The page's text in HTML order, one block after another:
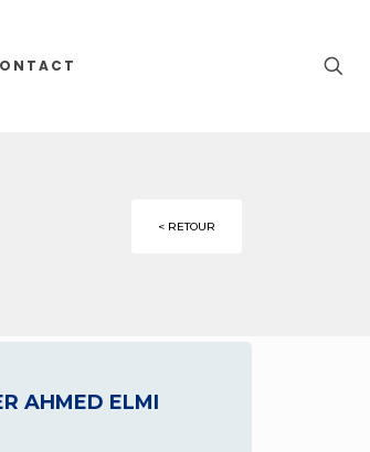
< RETOUR
AHMED ELMI